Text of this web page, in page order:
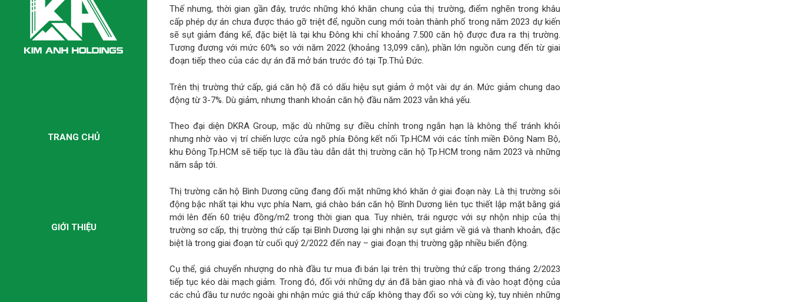
TRANG CHỦ
GIỚI THIỆU
Thế nhưng, thời gian gần đây, trước những khó khăn chung của thị trường, điểm nghẽn trong khâu
cấp phép dự án chưa được tháo gỡ triệt để, nguồn cung mới toàn thành phố trong năm 2023 dự kiến
sẽ sụt giảm đáng kể, đặc biệt là tại khu Đông khi chỉ khoảng 7.500 căn hộ được đưa ra thị trường.
Tương đương với mức 60% so với năm 2022 (khoảng 13,099 căn), phần lớn nguồn cung đến từ giai
đoạn tiếp theo của các dự án đã mở bán trước đó tại Tp.Thủ Đức.
Trên thị trường thứ cấp, giá căn hộ đã có dấu hiệu sụt giảm ở một vài dự án. Mức giảm chung dao
động từ 3-7%. Dù giảm, nhưng thanh khoản căn hộ đầu năm 2023 vẫn khá yếu.
Theo đại diện DKRA Group, mặc dù những sự điều chỉnh trong ngắn hạn là không thể tránh khỏi
nhưng nhờ vào vị trí chiến lược cửa ngõ phía Đông kết nối Tp.HCM với các tỉnh miền Đông Nam Bộ,
khu Đông Tp.HCM sẽ tiếp tục là đầu tàu dẫn dắt thị trường căn hộ Tp.HCM trong năm 2023 và những
năm sắp tới.
Thị trường căn hộ Bình Dương cũng đang đối mặt những khó khăn ở giai đoạn này. Là thị trường sôi
động bậc nhất tại khu vực phía Nam, giá chào bán căn hộ Bình Dương liên tục thiết lập mặt bằng giá
mới lên đến 60 triệu đồng/m2 trong thời gian qua. Tuy nhiên, trái ngược với sự nhộn nhịp của thị
trường sơ cấp, thị trường thứ cấp tại Bình Dương lại ghi nhận sự sụt giảm về giá và thanh khoản, đặc
biệt là trong giai đoạn từ cuối quý 2/2022 đến nay – giai đoạn thị trường gặp nhiều biến động.
Cụ thể, giá chuyển nhượng do nhà đầu tư mua đi bán lại trên thị trường thứ cấp trong tháng 2/2023
tiếp tục kéo dài mạch giảm. Trong đó, đối với những dự án đã bàn giao nhà và đi vào hoạt động của
các chủ đầu tư nước ngoài ghi nhận mức giá thứ cấp không thay đổi so với cùng kỳ, tuy nhiên những